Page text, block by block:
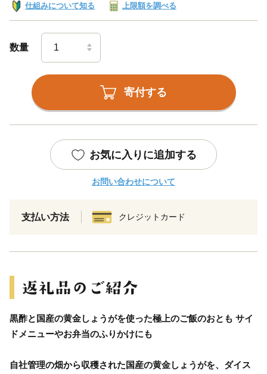
仕組みについて知る 上限額を調べる
数量
寄付する
お気に入りに追加する
お問い合わせについて
支払い方法 クレジットカード
黒酢と国産の黄金しょうがを使った極上のご飯のおとも サイ
ドメニューやお弁当のふりかけにも
自社管理の畑から収穫された国産の黄金しょうがを、ダイス